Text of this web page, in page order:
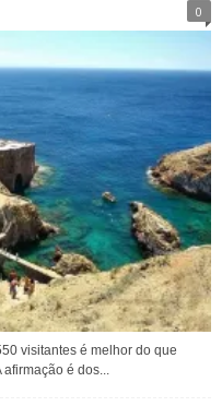
0
visitantes é melhor do que
é dos...